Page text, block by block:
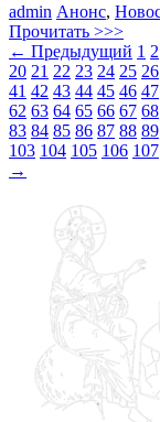
admin Анонс,
Прочитать >>>
← Предыдущий 1 2
20 21 22 23 24 25 26
41 42 43 44 45 46 47
62 63 64 65 66 67 68
83 84 85 86 87 88 89
103 104 105 106 107
→